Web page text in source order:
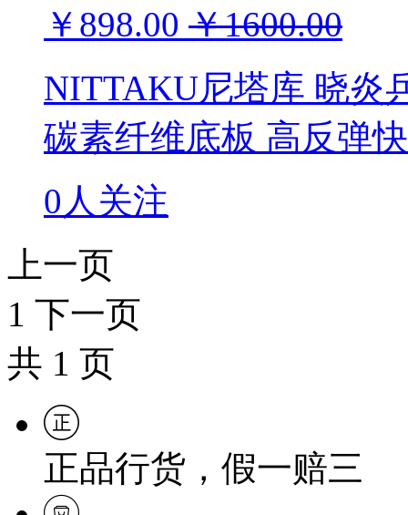
￥898.00 ￥1600.00
NITTAKU尼塔库 晓炎
碳素纤维底板 高反弹
0人关注
上一页
1 下一页
共 1 页
正品行货，假一赔三